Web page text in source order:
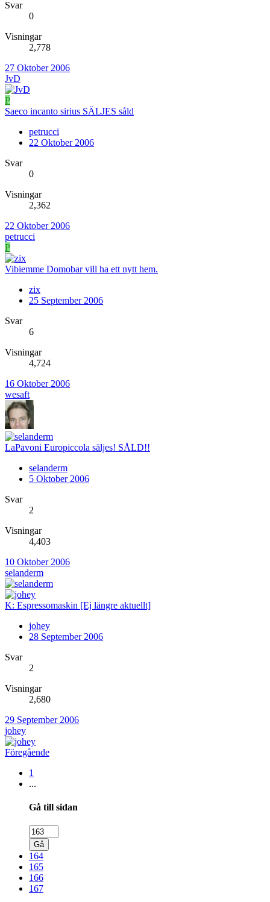
Svar
0
Visningar
2,778
27 Oktober 2006
JvD
P
Saeco incanto sirius SÄLJES såld
petrucci
22 Oktober 2006
Svar
0
Visningar
2,362
22 Oktober 2006
petrucci
P
Vibiemme Domobar vill ha ett nytt hem.
zix
25 September 2006
Svar
6
Visningar
4,724
16 Oktober 2006
wesaft
LaPavoni Europiccola säljes! SÅLD!!
selanderm
5 Oktober 2006
Svar
2
Visningar
4,403
10 Oktober 2006
selanderm
K: Espressomaskin [Ej längre aktuellt]
johey
28 September 2006
Svar
2
Visningar
2,680
29 September 2006
johey
Föregående
1
...
Gå till sidan
Gå
164
165
166
167